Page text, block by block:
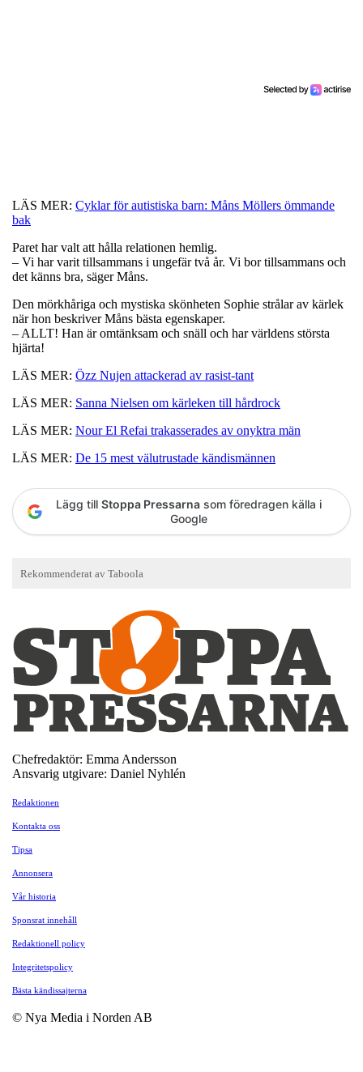
LÄS MER: Cyklar för autistiska barn: Måns Möllers ömmande
bak
Paret har valt att hålla relationen hemlig.
– Vi har varit tillsammans i ungefär två år. Vi bor tillsammans och
det känns bra, säger Måns.
Den mörkhåriga och mystiska skönheten Sophie strålar av kärlek
när hon beskriver Måns bästa egenskaper.
– ALLT! Han är omtänksam och snäll och har världens största
hjärta!
LÄS MER: Özz Nujen attackerad av rasist-tant
LÄS MER: Sanna Nielsen om kärleken till hårdrock
LÄS MER: Nour El Refai trakasserades av onyktra män
LÄS MER: De 15 mest välutrustade kändismännen
Lägg till Stoppa Pressarna som föredragen källa i
Google
Chefredaktör: Emma Andersson
Ansvarig utgivare: Daniel Nyhlén
Redaktionen
Kontakta oss
Tipsa
Annonsera
Vår historia
Sponsrat innehåll
Redaktionell policy
Integritetspolicy
Bästa kändissajterna
© Nya Media i Norden AB